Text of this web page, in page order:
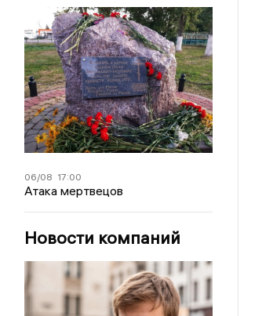
06/08 17:00
Атака мертвецов
Новости компаний